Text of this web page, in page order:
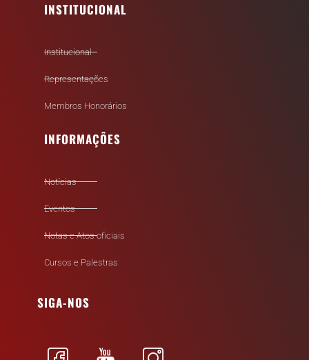
INSTITUCIONAL
Institucional
Representações
Membros Honorários
INFORMAÇÕES
Notícias
Eventos
Notas e Atos oficiais
Cursos e Palestras
SIGA-NOS